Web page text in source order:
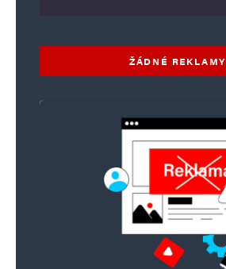
ŽÁDNÉ REKLAMY